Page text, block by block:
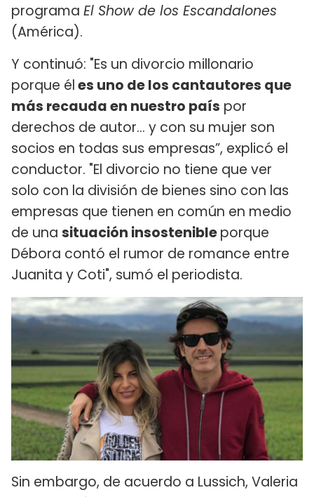
programa El Show de los Escandalones
(América).
Y continuó: "Es un divorcio millonario
porque éles uno de los cantautores que
más recauda en nuestro país por
derechos de autor... y con su mujer son
socios en todas sus empresas”, explicó el
conductor. "El divorcio no tiene que ver
solo con la división de bienes sino con las
empresas que tienen en común en medio
de una situación insostenibleporque
Débora contó el rumor de romance entre
Juanita y Coti", sumó el periodista.
Sin embargo, de acuerdo a Lussich, Valeria